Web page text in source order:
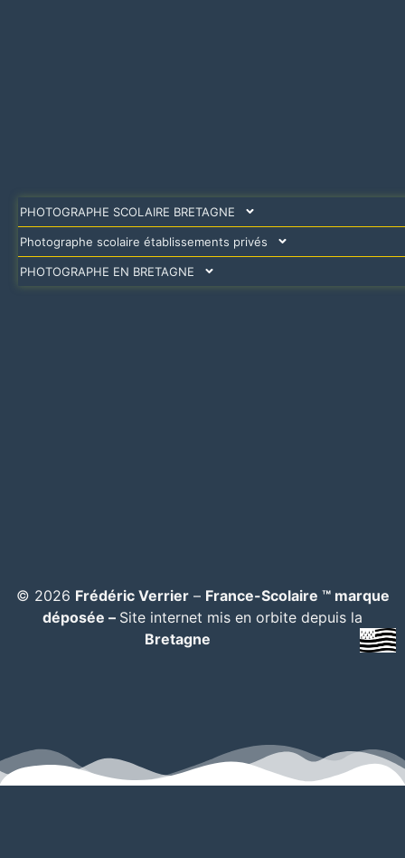
PHOTOGRAPHE SCOLAIRE BRETAGNE
Photographe scolaire établissements privés
PHOTOGRAPHE EN BRETAGNE
© 2026 Frédéric Verrier– France-Scolaire ™ marque
déposée – Site internet mis en orbite depuis la
Bretagne